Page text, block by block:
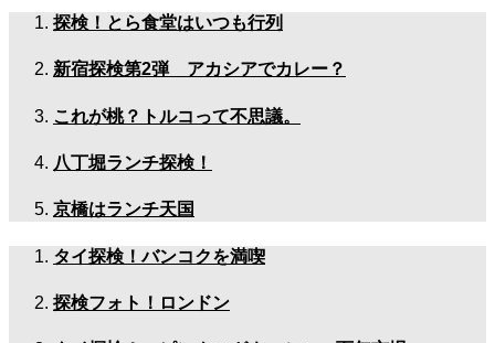
探検！とら食堂はいつも行列
新宿探検第2弾 アカシアでカレー？
これが桃？トルコって不思議。
八丁堀ランチ探検！
京橋はランチ天国
タイ探検！バンコクを満喫
探検フォト！ロンドン